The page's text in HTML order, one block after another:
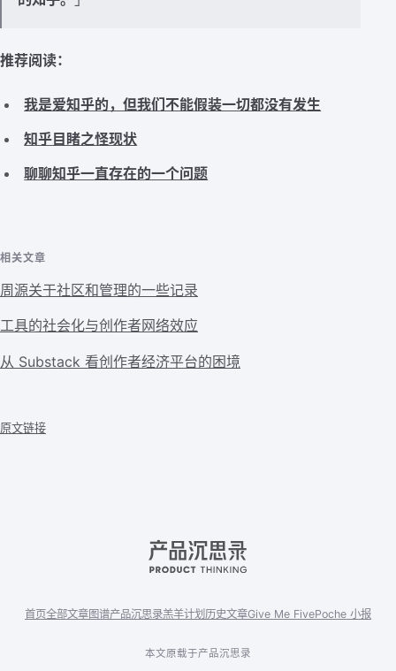
推荐阅读：
我是爱知乎的，但我们不能假装一切都没有发生
知乎目睹之怪现状
聊聊知乎一直存在的一个问题
相关文章
周源关于社区和管理的一些记录
工具的社会化与创作者网络效应
从 Substack 看创作者经济平台的困境
原文链接
首页全部文章图谱产品沉思录羔羊计划 历史文章Give Me FivePoche 小报
本文原载于产品沉思录